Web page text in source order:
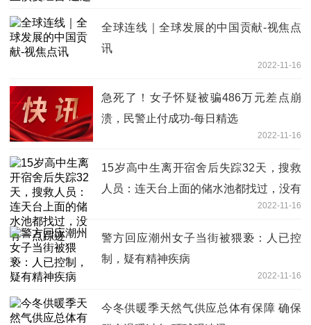
全球连线｜全球发展的中国贡献-视焦点
讯
2022-11-16
急死了！女子怀疑被骗486万元差点崩
溃，民警止付成功-每日精选
2022-11-16
15岁高中生离开宿舍后失踪32天，搜救
人员：连天台上面的储水池都找过，没有
2022-11-16
警方回应潮州女子当街被猥亵：人已控
制，疑有精神疾病
2022-11-16
今冬供暖季天然气供应总体有保障 确保